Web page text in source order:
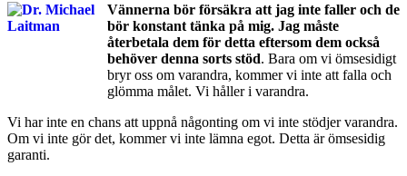
Vännerna bör försäkra att jag inte faller och de
bör konstant tänka på mig. Jag måste
återbetala dem för detta eftersom dem också
behöver denna sorts stöd. Bara om vi ömsesidigt
bryr oss om varandra, kommer vi inte att falla och
glömma målet. Vi håller i varandra.
Vi har inte en chans att uppnå någonting om vi inte stödjer varandra.
Om vi inte gör det, kommer vi inte lämna egot. Detta är ömsesidig
garanti.